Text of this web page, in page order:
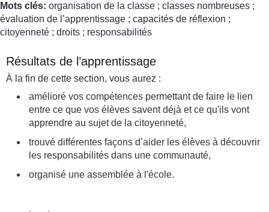
Mots clés: organisation de la classe ; classes nombreuses ;
évaluation de l’apprentissage ; capacités de réflexion ;
citoyenneté ; droits ; responsabilités
Résultats de l’apprentissage
À la fin de cette section, vous aurez :
amélioré vos compétences permettant de faire le lien
entre ce que vos élèves savent déjà et ce qu'ils vont
apprendre au sujet de la citoyenneté,
trouvé différentes façons d’aider les élèves à découvrir
les responsabilités dans une communauté,
organisé une assemblée à l'école.